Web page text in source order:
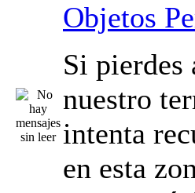
Objetos
Si pierdes
nuestro
intenta
en esta